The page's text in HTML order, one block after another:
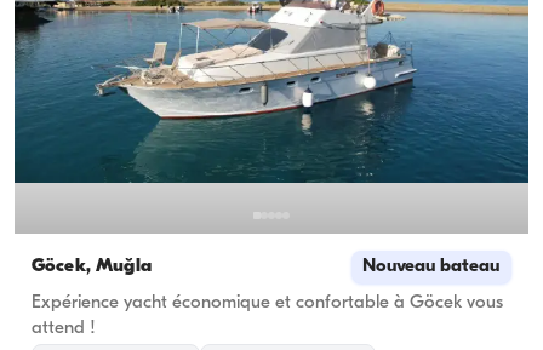
Göcek, Muğla Nouveau bateau
Expérience yacht économique et confortable à Göcek vous
attend !